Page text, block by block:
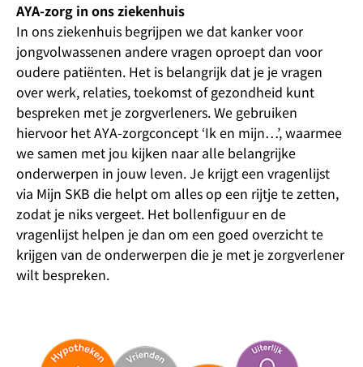
AYA-zorg in ons ziekenhuis
In ons ziekenhuis begrijpen we dat kanker voor
jongvolwassenen andere vragen oproept dan voor
oudere patiënten. Het is belangrijk dat je je vragen
over werk, relaties, toekomst of gezondheid kunt
bespreken met je zorgverleners. We gebruiken
hiervoor het AYA-zorgconcept ‘Ik en mijn…’, waarmee
we samen met jou kijken naar alle belangrijke
onderwerpen in jouw leven. Je krijgt een vragenlijst
via Mijn SKB die helpt om alles op een rijtje te zetten,
zodat je niks vergeet. Het bollenfiguur en de
vragenlijst helpen je dan om een goed overzicht te
krijgen van de onderwerpen die je met je zorgverlener
wilt bespreken.